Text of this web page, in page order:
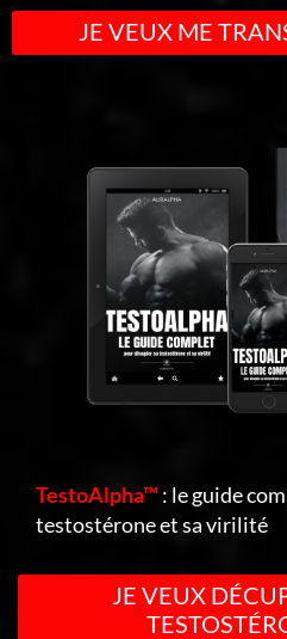
JE VEUX ME
TestoAlpha™: le guide
testostérone et sa virilité
JE VEUX